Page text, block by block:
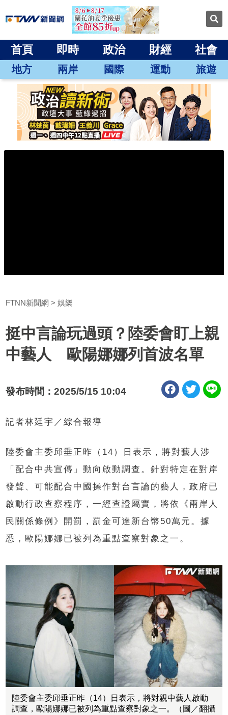
首頁 即時 政治 財經 社會
地方 兩岸 國際 運動 旅遊
FTNN新聞網 娛樂
挺中言論玩過頭？陸委會盯上親
中藝人 歐陽娜娜列首波名單
發布時間：2025/5/15 10:04
記者林廷宇／綜合報導
陸委會主委邱垂正昨（14）日表示，將對藝人涉
「配合中共宣傳」動向啟動調查。針對特定在對岸
發聲、可能配合中國操作對台言論的藝人，政府已
啟動行政查察程序，一經查證屬實，將依《兩岸人
民關係條例》開罰，罰金可達新台幣50萬元。據
悉，歐陽娜娜已被列為重點查察對象之一。
陸委會主委邱垂正昨（14）日表示，將對親中藝人啟動
調查，歐陽娜娜已被列為重點查察對象之一。（圖／翻攝